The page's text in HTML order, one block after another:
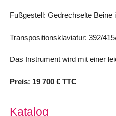
Fußgestell: Gedrechselte Beine
Transpositionsklaviatur: 392/
Das Instrument wird mit einer
Preis: 19 700 € TTC
Katalog